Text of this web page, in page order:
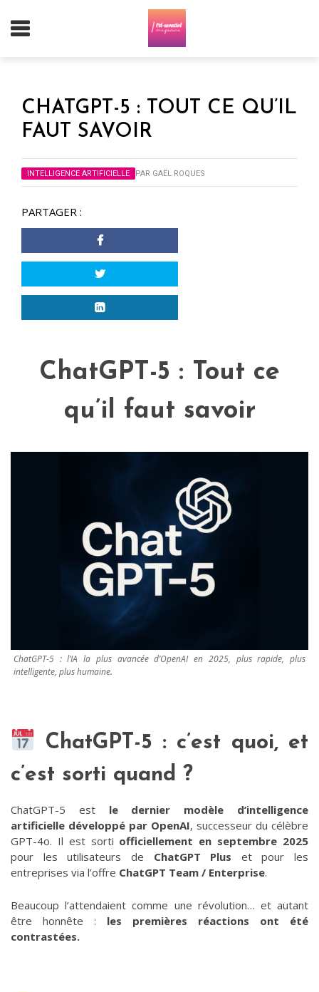
CHATGPT-5 : TOUT CE QU’IL
FAUT SAVOIR
INTELLIGENCE ARTIFICIELLE PAR GAËL ROQUES
PARTAGER :
ChatGPT-5 : Tout ce
qu’il faut savoir
ChatGPT-5 : l’IA la plus avancée d’OpenAI en 2025, plus rapide, plus
intelligente, plus humaine.
ChatGPT-5 : c’est quoi, et
c’est sorti quand ?
ChatGPT-5 est le dernier modèle d’intelligence
artificielle développé par OpenAI, successeur du célèbre
GPT-4o. Il est sorti officiellement en septembre 2025
pour les utilisateurs de ChatGPT Plus et pour les
entreprises via l’offre ChatGPT Team / Enterprise.
Beaucoup l’attendaient comme une révolution… et autant
être honnête : les premières réactions ont été
contrastées.